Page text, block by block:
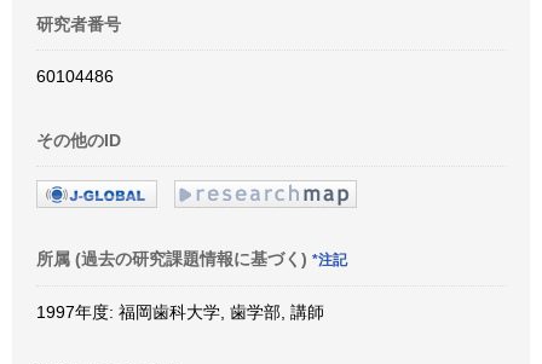
研究者番号
60104486
その他のID
所属 (過去の研究課題情報に基づく) *注記
1997年度: 福岡歯科大学, 歯学部, 講師